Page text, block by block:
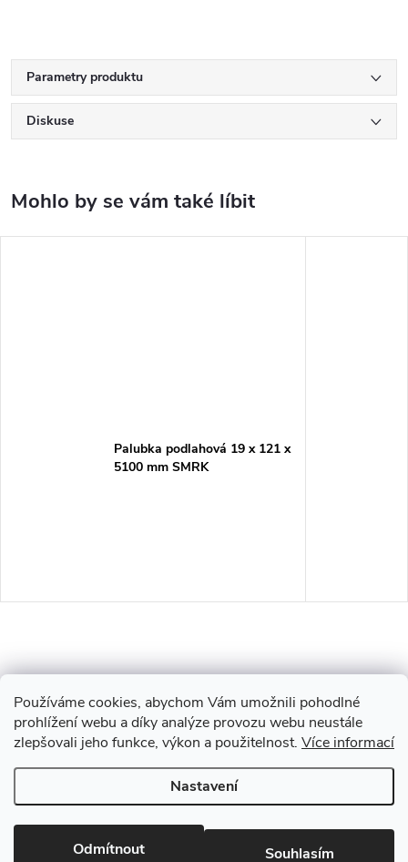
Používáme cookies, abychom Vám umožnili pohodlné
prohlížení webu a díky analýze provozu webu neustále
zlepšovali jeho funkce, výkon a použitelnost. Více informací
Nastavení
Odmítnout Souhlasím
Parametry produktu
Diskuse
Palubka podlahová 19 x 121 x
5100 mm SMRK
Z
á
Drevobis Horoměřice. Všechna práva vyhrazena.
nastavení cookies